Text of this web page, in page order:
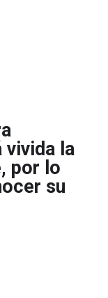
vivida la
por lo
su